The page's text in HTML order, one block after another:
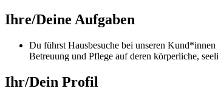
Ihre/Deine Aufgaben
Du führst Hausbesuche bei unseren
Betreuung und Pflege auf deren körperliche,
Ihr/Dein Profil